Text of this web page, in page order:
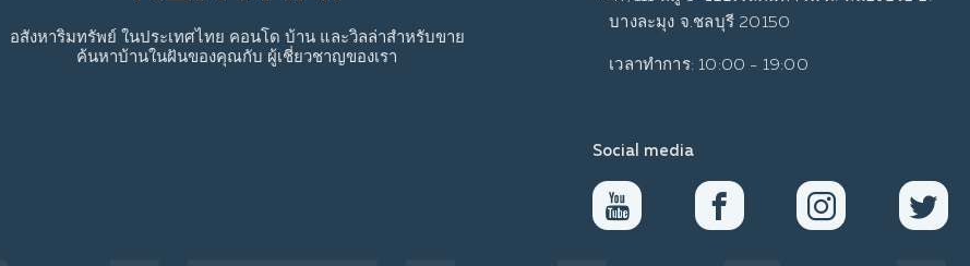
อสังหาริมทรัพย์ ในประเทศไทย คอนโด บ้าน และวิลล่าสำหรับขาย
ค้นหาบ้านในฝันของคุณกับ ผู้เชี่ยวชาญของเรา
บางละมุง จ.ชลบุรี 20150
เวลาทำการ: 10:00 - 19:00
Social media